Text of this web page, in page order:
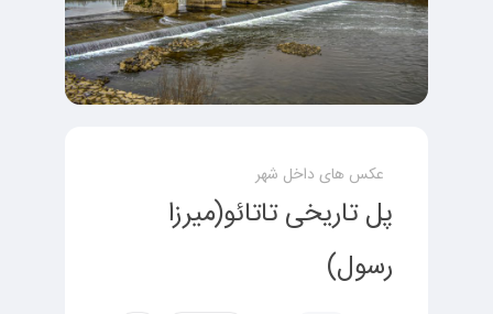
عکس های داخل شهر
پل تاریخی تاتائو(میرزا
رسول)